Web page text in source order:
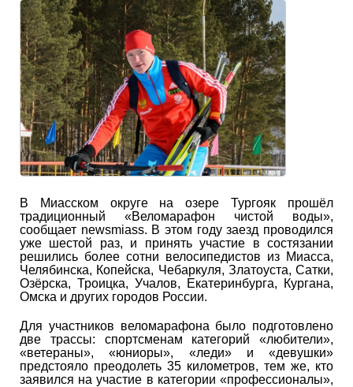
В Миасском округе на озере Тургояк прошёл
традиционный «Веломарафон чистой воды»,
сообщает newsmiass. В этом году заезд проводился
уже шестой раз, и принять участие в состязании
решились более сотни велосипедистов из Миасса,
Челябинска, Копейска, Чебаркуля, Златоуста, Сатки,
Озёрска, Троицка, Учалов, Екатеринбурга, Кургана,
Омска и других городов России.
Для участников веломарафона было подготовлено
две трассы: спортсменам категорий «любители»,
«ветераны», «юниоры», «леди» и «девушки»
предстояло преодолеть 35 километров, тем же, кто
заявился на участие в категории «профессионалы»,